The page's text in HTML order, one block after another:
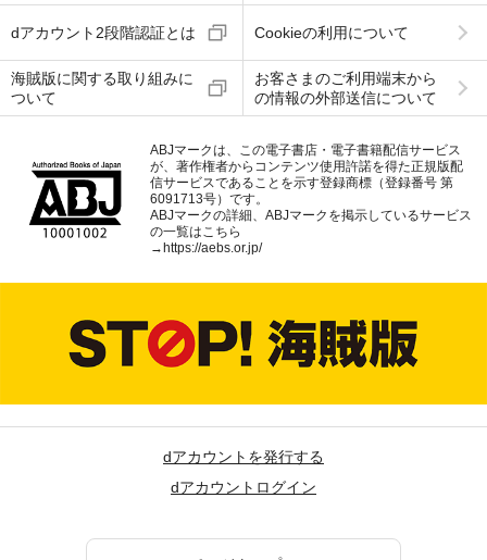
dアカウント2段階認証とは Cookieの利用について
海賊版に関する取り組みに
ついて
お客さまのご利用端末から
の情報の外部送信について
ABJマークは、この電子書店・電子書籍配信サービス
が、著作権者からコンテンツ使用許諾を得た正規版配
信サービスであることを示す登録商標（登録番号 第
6091713号）です。
ABJマークの詳細、ABJマークを掲示しているサービス
の一覧はこちら
→ https://aebs.or.jp/
dアカウントを発行する
dアカウントログイン